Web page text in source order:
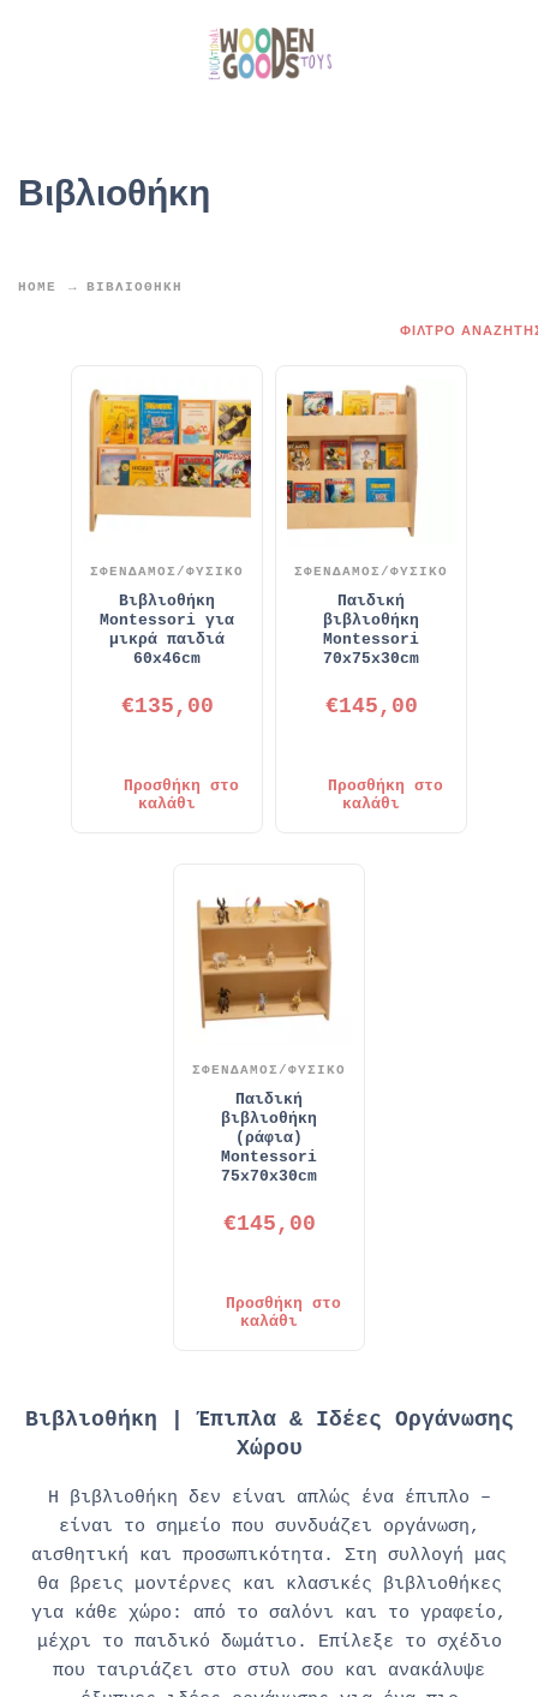
Βιβλιοθήκη
HOME ΒΙΒΛΙΟΘΉΚΗ
ΦΙΛΤΡΟ
ΣΦΕΝΔΑΜΟΣ/ΦΥΣΙΚΟ
Βιβλιοθήκη
Montessori για
μικρά παιδιά
60x46cm
€135,00
Προσθήκη στο
καλάθι
ΣΦΕΝΔΑΜΟΣ/ΦΥΣΙΚΟ
Παιδική
βιβλιοθήκη
Montessori
70x75x30cm
€145,00
Προσθήκη στο
καλάθι
ΣΦΕΝΔΑΜΟΣ/ΦΥΣΙΚΟ
Παιδική
βιβλιοθήκη
(ράφια)
Montessori
75x70x30cm
€145,00
Προσθήκη στο
καλάθι
Βιβλιοθήκη | Έπιπλα & Ιδέες Οργάνωσης
Χώρου
Η βιβλιοθήκη δεν είναι απλώς ένα έπιπλο –
είναι το σημείο που συνδυάζει οργάνωση,
αισθητική και προσωπικότητα. Στη συλλογή μας
θα βρεις μοντέρνες και κλασικές βιβλιοθήκες
για κάθε χώρο: από το σαλόνι και το γραφείο,
μέχρι το παιδικό δωμάτιο. Επίλεξε το σχέδιο
που ταιριάζει στο στυλ σου και ανακάλυψε